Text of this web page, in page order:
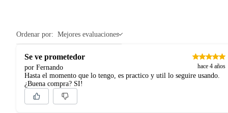
Ordenar por: Mejores evaluaciones
Se ve prometedor
por Fernando hace 4 años
Hasta el momento que lo tengo, es practico y util lo seguire usando.
¿Buena compra? SI!